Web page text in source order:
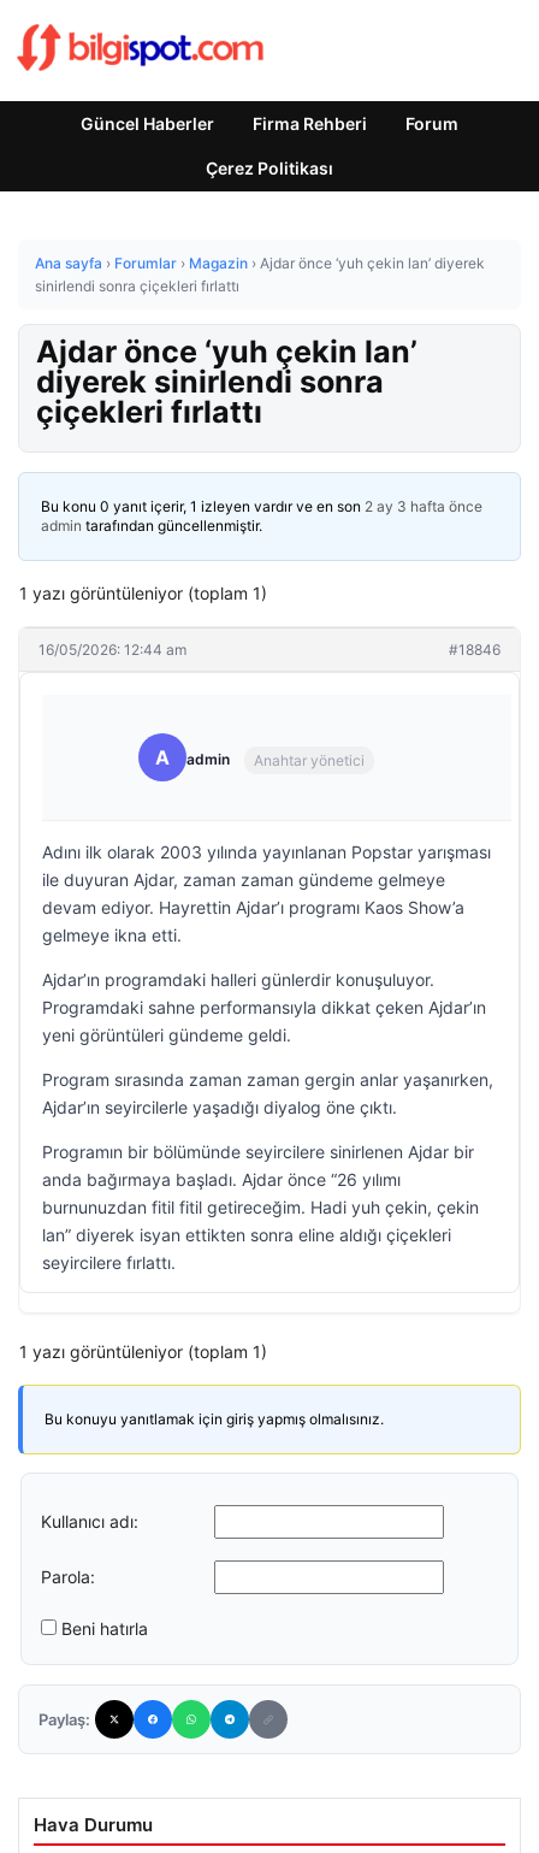
Güncel Haberler Firma Rehberi Forum
Çerez Politikası
Ana sayfa › Forumlar › Magazin › Ajdar önce ‘yuh çekin lan’ diyerek
sinirlendi sonra çiçekleri fırlattı
Ajdar önce ‘yuh çekin lan’
diyerek sinirlendi sonra
çiçekleri fırlattı
Bu konu 0 yanıt içerir, 1 izleyen vardır ve en son 2 ay 3 hafta önce
admin tarafından güncellenmiştir.
1 yazı görüntüleniyor (toplam 1)
16/05/2026: 12:44 am #18846
A admin Anahtar yönetici
Adını ilk olarak 2003 yılında yayınlanan Popstar yarışması
ile duyuran Ajdar, zaman zaman gündeme gelmeye
devam ediyor. Hayrettin Ajdar’ı programı Kaos Show’a
gelmeye ikna etti.
Ajdar’ın programdaki halleri günlerdir konuşuluyor.
Programdaki sahne performansıyla dikkat çeken Ajdar’ın
yeni görüntüleri gündeme geldi.
Program sırasında zaman zaman gergin anlar yaşanırken,
Ajdar’ın seyircilerle yaşadığı diyalog öne çıktı.
Programın bir bölümünde seyircilere sinirlenen Ajdar bir
anda bağırmaya başladı. Ajdar önce “26 yılımı
burnunuzdan fitil fitil getireceğim. Hadi yuh çekin, çekin
lan” diyerek isyan ettikten sonra eline aldığı çiçekleri
seyircilere fırlattı.
1 yazı görüntüleniyor (toplam 1)
Bu konuyu yanıtlamak için giriş yapmış olmalısınız.
Kullanıcı adı:
Parola:
Beni hatırla
Paylaş:
Hava Durumu